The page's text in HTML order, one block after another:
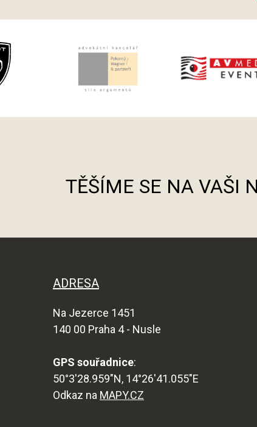
TĚŠÍME SE NA VAŠI
ADRESA
Na Jezerce 1451
140 00 Praha 4 - Nusle
GPS souřadnice:
50°3'28.959"N, 14°26'41.055"E
Odkaz na MAPY.CZ